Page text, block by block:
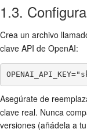
1.3.
Crea un archivo
clave API de OpenAI:
Asegúrate de
clave real. Nunca
versiones (añádela a tu